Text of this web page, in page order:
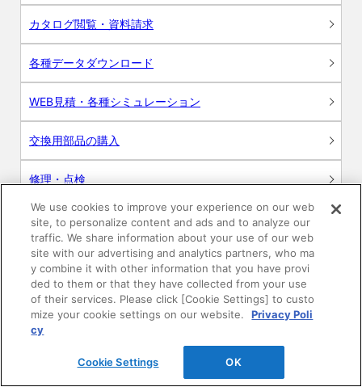
カタログ閲覧・資料請求
各種データダウンロード
WEB見積・各種シミュレーション
交換用部品の購入
修理・点検
お問い合わせ
ログイン
建築・設計関係者様向けサイト
ユーザー登録サービス
WEB見積システム
We use cookies to improve your experience on our web
site, to personalize content and ads and to analyze our
traffic. We share information about your use of our web
site with our advertising and analytics partners, who ma
y combine it with other information that you have provi
ded to them or that they have collected from your use
of their services. Please click [Cookie Settings] to custo
mize your cookie settings on our website.
Privacy Poli
cy
Cookie Settings OK